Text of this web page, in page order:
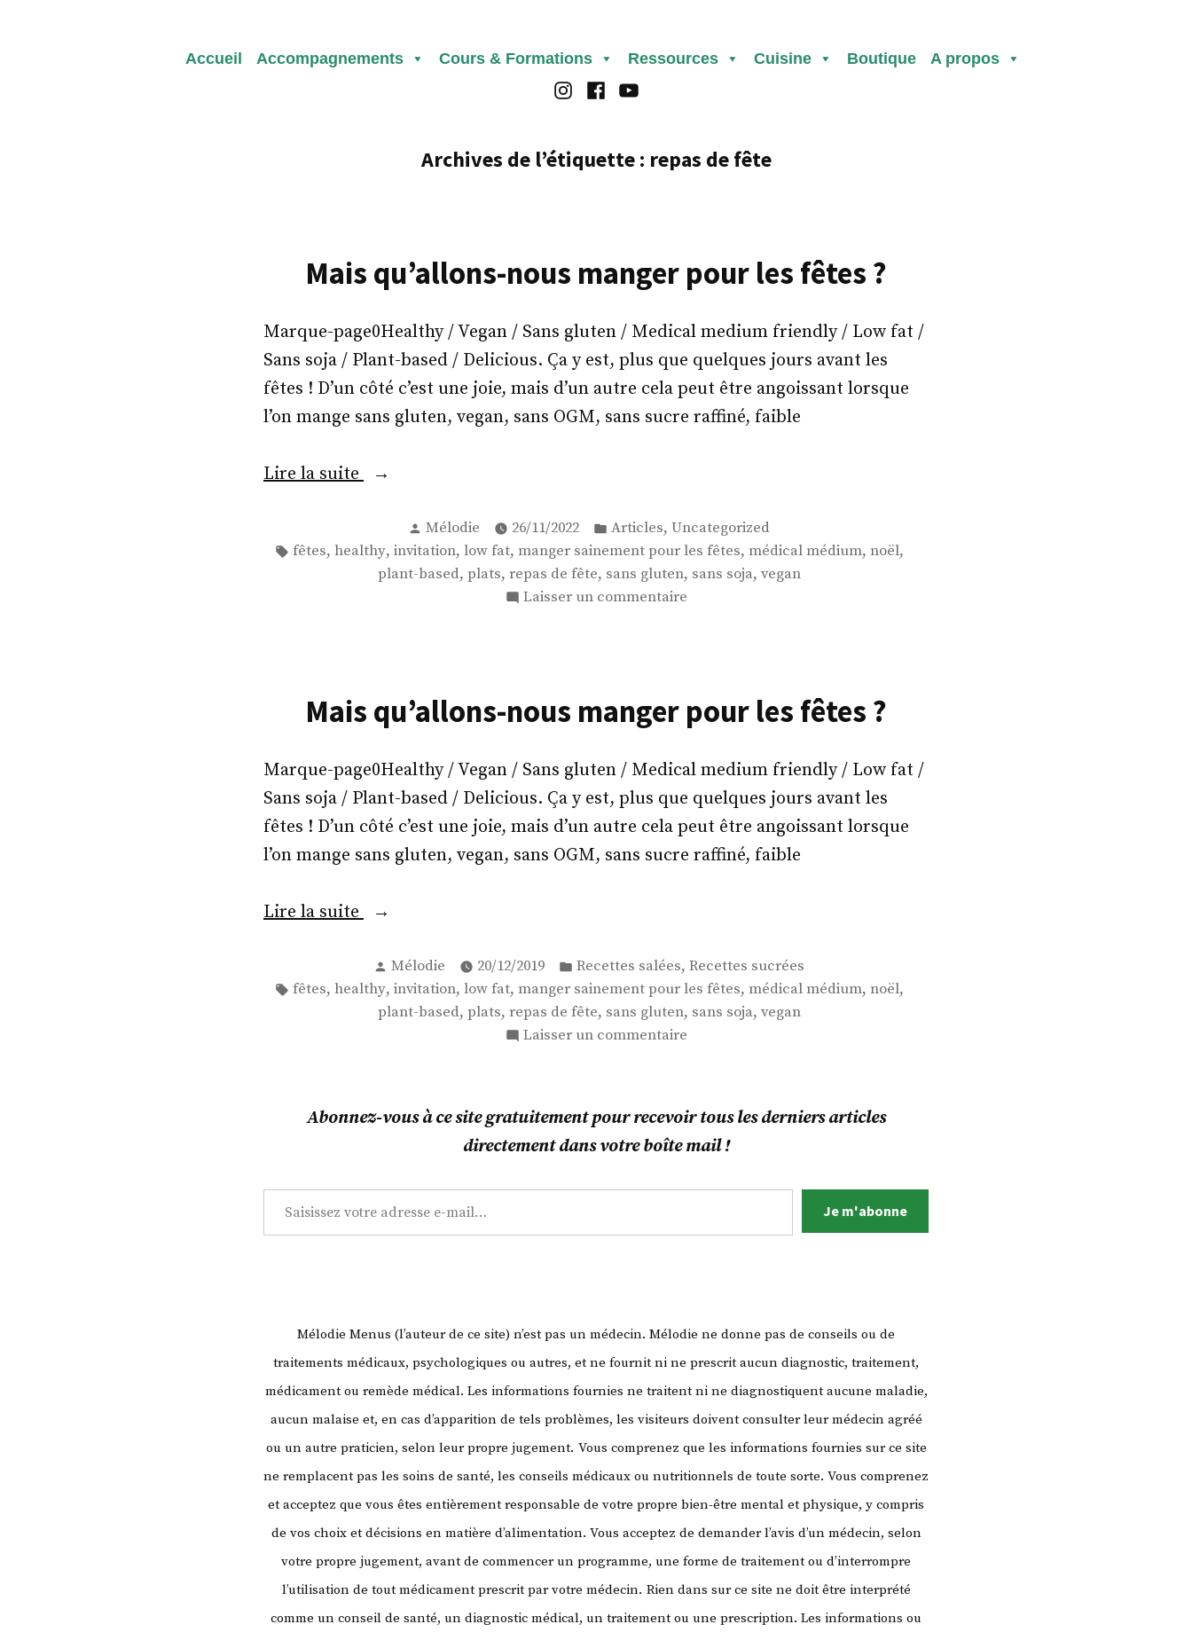
Redeviens-toi
Accueil Accompagnements Cours & Formations Ressources Cuisine Boutique A propos
Instagram
Facebook
Youtube
Archives de l’étiquette : repas de fête
Mais qu’allons-nous manger pour les fêtes ?
Marque-page0Healthy / Vegan / Sans gluten / Medical medium friendly / Low fat /
Sans soja / Plant-based / Delicious. Ça y est, plus que quelques jours avant les
fêtes ! D’un côté c’est une joie, mais d’un autre cela peut être angoissant lorsque
l’on mange sans gluten, vegan, sans OGM, sans sucre raffiné, faible
Lire la suite
« Mais
manger
pour
Publié
par
Mélodie 26/11/2022
Publié
dans
Articles, Uncategorized
Étiquettes :
fêtes, healthy, invitation, low fat, manger sainement pour les fêtes, médical médium, noël,
plant-based, plats, repas de fête, sans gluten, sans soja, vegan
Laisser un commentairesur
pour
fêtes
?
Mais qu’allons-nous manger pour les fêtes ?
Marque-page0Healthy / Vegan / Sans gluten / Medical medium friendly / Low fat /
Sans soja / Plant-based / Delicious. Ça y est, plus que quelques jours avant les
fêtes ! D’un côté c’est une joie, mais d’un autre cela peut être angoissant lorsque
l’on mange sans gluten, vegan, sans OGM, sans sucre raffiné, faible
Lire la suite « Mais
nous
manger
pour
? »
Publié
par
Mélodie 20/12/2019
Publié
dans
Recettes salées, Recettes sucrées
Étiquettes :
fêtes, healthy, invitation, low fat, manger sainement pour les fêtes, médical médium, noël,
plant-based, plats, repas de fête, sans gluten, sans soja, vegan
Laisser un commentairesur
manger
pour
fêtes
Abonnez-vous à ce site gratuitement pour recevoir tous les derniers articles
directement dans votre boîte mail !
Saisissez votre adresse e-mail…
Je m'abonne
Mélodie Menus (l’auteur de ce site) n’est pas un médecin. Mélodie ne donne pas de conseils ou de
traitements médicaux, psychologiques ou autres, et ne fournit ni ne prescrit aucun diagnostic, traitement,
médicament ou remède médical. Les informations fournies ne traitent ni ne diagnostiquent aucune maladie,
aucun malaise et, en cas d’apparition de tels problèmes, les visiteurs doivent consulter leur médecin agréé
ou un autre praticien, selon leur propre jugement. Vous comprenez que les informations fournies sur ce site
ne remplacent pas les soins de santé, les conseils médicaux ou nutritionnels de toute sorte. Vous comprenez
et acceptez que vous êtes entièrement responsable de votre propre bien-être mental et physique, y compris
de vos choix et décisions en matière d’alimentation. Vous acceptez de demander l’avis d’un médecin, selon
votre propre jugement, avant de commencer un programme, une forme de traitement ou d’interrompre
l’utilisation de tout médicament prescrit par votre médecin. Rien dans sur ce site ne doit être interprété
comme un conseil de santé, un diagnostic médical, un traitement ou une prescription. Les informations ou